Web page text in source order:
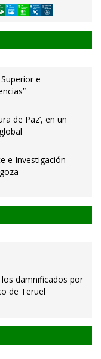
e
de Paz’, en un
e Investigación
damnificados por
de Teruel